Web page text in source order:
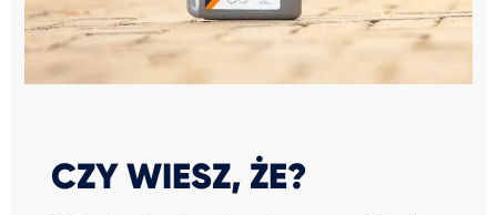
CZY WIESZ, ŻE?